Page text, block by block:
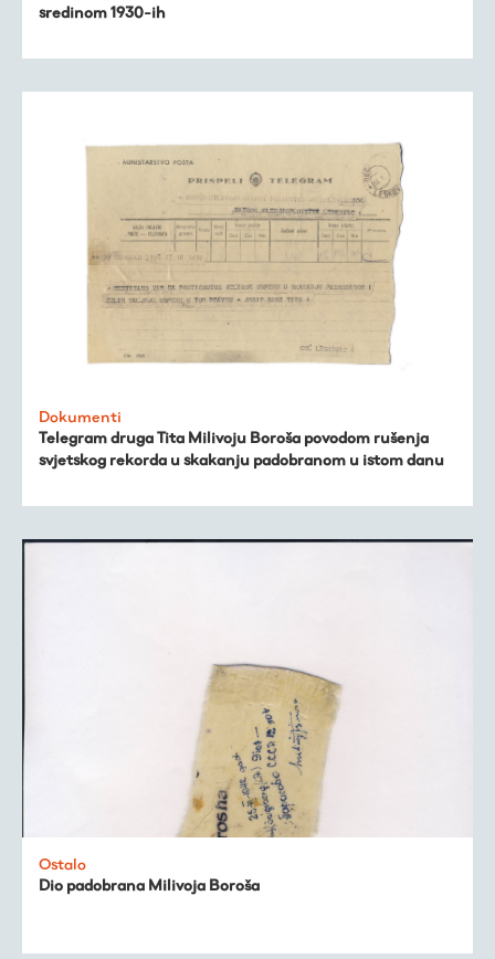
sredinom 1930-ih
Dokumenti
Telegram druga Tita Milivoju Boroša povodom rušenja
svjetskog rekorda u skakanju padobranom u istom danu
Ostalo
Dio padobrana Milivoja Boroša